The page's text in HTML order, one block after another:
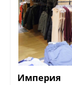
Империя